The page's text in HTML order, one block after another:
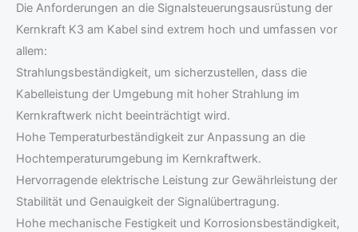
Die Anforderungen an die Signalsteuerungsausrüstung der
Kernkraft K3 am Kabel sind extrem hoch und umfassen vor
allem:
Strahlungsbeständigkeit, um sicherzustellen, dass die
Kabelleistung der Umgebung mit hoher Strahlung im
Kernkraftwerk nicht beeinträchtigt wird.
Hohe Temperaturbeständigkeit zur Anpassung an die
Hochtemperaturumgebung im Kernkraftwerk.
Hervorragende elektrische Leistung zur Gewährleistung der
Stabilität und Genauigkeit der Signalübertragung.
Hohe mechanische Festigkeit und Korrosionsbeständigkeit,